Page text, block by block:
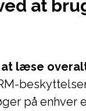
at
at læse
på enhver